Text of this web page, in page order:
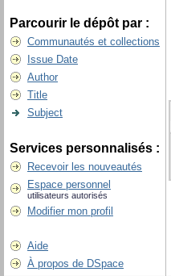
Parcourir le dépôt par :
Communautés et collections
Issue Date
Author
Title
Subject
Services personnalisés :
Recevoir les nouveautés
Espace personnel
utilisateurs autorisés
Modifier mon profil
Aide
À propos de DSpace